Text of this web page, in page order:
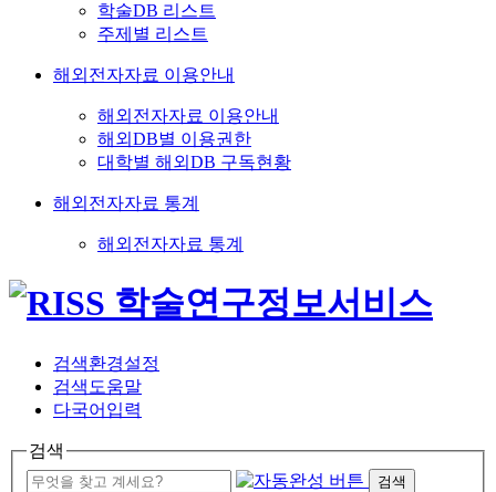
학술DB 리스트
주제별 리스트
해외전자자료 이용안내
해외전자자료 이용안내
해외DB별 이용권한
대학별 해외DB 구독현황
해외전자자료 통계
해외전자자료 통계
검색환경설정
검색도움말
다국어입력
검색
검색